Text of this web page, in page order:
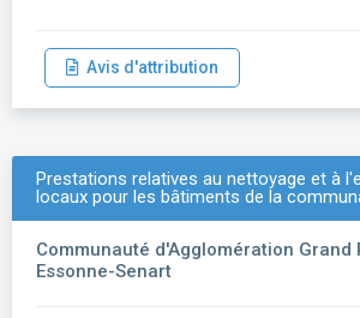
Avis d'attribution
Prestations relatives au nettoyage et à
locaux pour les bâtiments de la
Communauté d'Agglomération Grand
Essonne-Senart